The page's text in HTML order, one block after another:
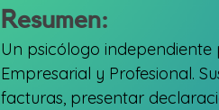
Resumen:
Un psicólogo independiente
Empresarial y Profesional.
facturas, presentar